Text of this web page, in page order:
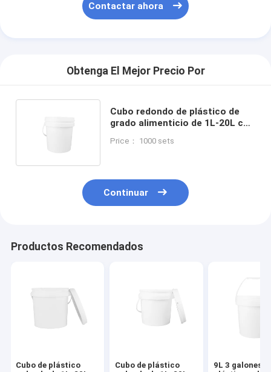
Contactar ahora
Obtenga El Mejor Precio Por
Cubo redondo de plástico de
grado alimenticio de 1L-20L con
Price： 1000 sets
Continuar
Productos Recomendados
Cubo de plástico
Cubo de plástico
9L 3 galones